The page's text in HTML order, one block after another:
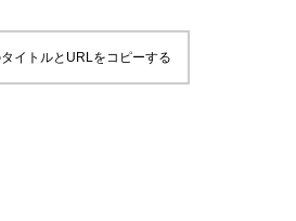
イトルとURLをコピーする